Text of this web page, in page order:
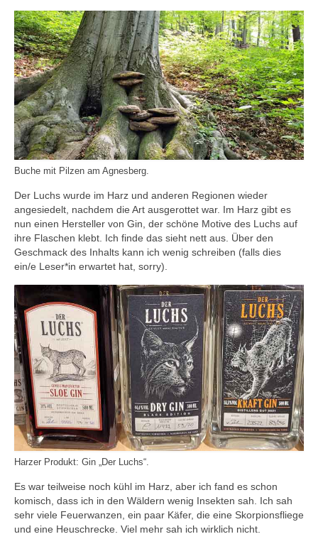
Buche mit Pilzen am Agnesberg.
Der Luchs wurde im Harz und anderen Regionen wieder
angesiedelt, nachdem die Art ausgerottet war. Im Harz gibt es
nun einen Hersteller von Gin, der schöne Motive des Luchs auf
ihre Flaschen klebt. Ich finde das sieht nett aus. Über den
Geschmack des Inhalts kann ich wenig schreiben (falls dies
ein/e Leser*in erwartet hat, sorry).
Harzer Produkt: Gin „Der Luchs“.
Es war teilweise noch kühl im Harz, aber ich fand es schon
komisch, dass ich in den Wäldern wenig Insekten sah. Ich sah
sehr viele Feuerwanzen, ein paar Käfer, die eine Skorpionsfliege
und eine Heuschrecke. Viel mehr sah ich wirklich nicht.